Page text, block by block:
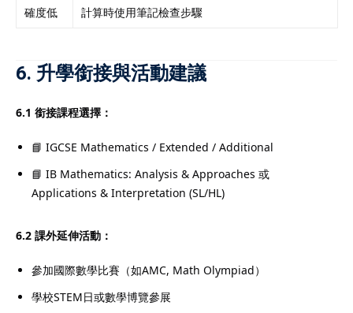
確度低
計算時使用筆記檢查步驟
6. 升學銜接與活動建議
6.1 銜接課程選擇：
📘 IGCSE Mathematics / Extended / Additional
📘 IB Mathematics: Analysis & Approaches 或
Applications & Interpretation (SL/HL)
6.2 課外延伸活動：
參加國際數學比賽（如AMC, Math Olympiad）
學校STEM日或數學博覽參展